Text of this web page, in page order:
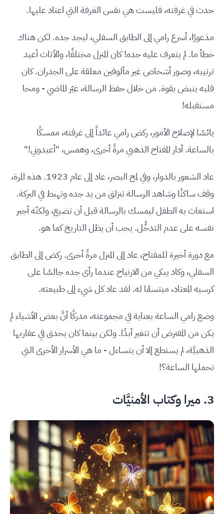
حدث في غرفته، فليست هي نفس الغرفة التي اعتاد عليها.
مذعورًا، أسرع رامي إلى الطابق السفلي، ليجد جده. لكن هناك
خطأ ما. لم يتعرف عليه جده! كان المنزل مختلفًا، والأثاث أعيد
ترتيبه، وصور أشخاص غير مألوفين معلقة على الجدران. كان
قلبه ينبض بقوة. من خلال حفظ الرسالة، غيّر الماضي - ومحا
مستقبله!
يائسًا لإصلاح الأمور، ركض رامي عائداً إلى غرفته، ممسكًا
بالساعة. أدار المفتاح الذهبي مرةً أخرى، وهمس، "أعيدوني!"
عاد الشعور بالدوار، وفي لمح البصر، عاد إلى عام 1923. هذه المرة،
وقف ساكنًا وشاهد الرسالة تنزلق من يد جده وتهبط في البركة.
استغاث به الطفل ليمسك بالرسالة قبل أن تضيع، ولكنّه أجبر
نفسه على عدم التدخُّل. يجب أن يظل التاريخ كما هو.
مع دورة أخيرة للمفتاح، عاد إلى المنزل مرةً أخرى. ركض إلى الطابق
السفلي، وكاد يبكي من الارتياح عندما رأى جده جالسًا على
كرسيه المعتاد، مبتسمًا له. لقد عاد كل شيء إلى طبيعته.
وضع رامي الساعة بعناية في مجموعته، مدركًا أنَّ بعض الأشياء لم
يكن من المفترض أن تتغير أبدًا. ولكن بينما كان يحدق في عقاربها
الذهبيَّة، لم يستطع إلا أن يتساءل - ما هي الأسرار الأخرى التي
تحملها الساعة؟!
3. ميرا وكتاب الأمنيَّات